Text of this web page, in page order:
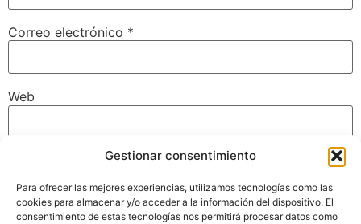
Gestionar consentimiento
Para ofrecer las mejores experiencias, utilizamos tecnologías como las
cookies para almacenar y/o acceder a la información del dispositivo. El
consentimiento de estas tecnologías nos permitirá procesar datos como
Correo electrónico *
Web
navegador para la próxima vez que comente.